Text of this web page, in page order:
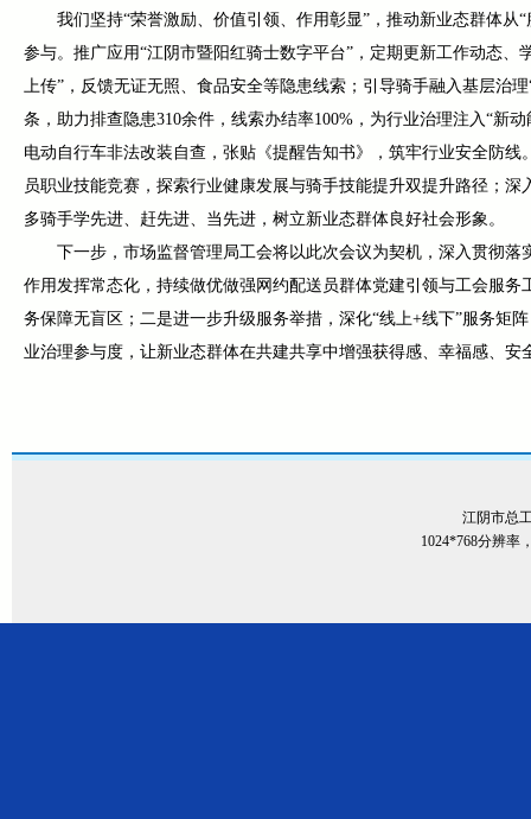
我们坚持“荣誉激励、价值引领、作用彰显”，推动新业态群体
参与。推广应用“江阴市暨阳红骑士数字平台”，定期更新工作动态
上传”，反馈无证无照、食品安全等隐患线索；引导骑手融入基层治
条，助力排查隐患310余件，线索办结率100%，为行业治理注入“新
电动自行车非法改装自查，张贴《提醒告知书》，筑牢行业安全防
员职业技能竞赛，探索行业健康发展与骑手技能提升双提升路径；
多骑手学先进、赶先进、当先进，树立新业态群体良好社会形象。
下一步，市场监督管理局工会将以此次会议为契机，深入贯彻
作用发挥常态化，持续做优做强网约配送员群体党建引领与工会服
务保障无盲区；二是进一步升级服务举措，深化“线上+线下”服务矩
业治理参与度，让新业态群体在共建共享中增强获得感、幸福感、
江阴市总
1024*768分辨率